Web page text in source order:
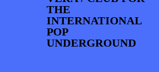
THE
INTERNATIONAL
POP
UNDERGROUND